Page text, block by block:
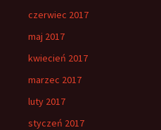
czerwiec 2017
maj 2017
kwiecień 2017
marzec 2017
luty 2017
styczeń 2017